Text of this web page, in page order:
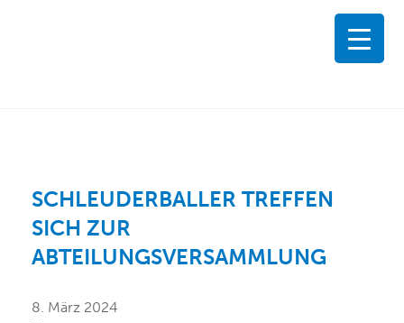
SCHLEUDERBALLER TREFFEN
SICH ZUR
ABTEILUNGSVERSAMMLUNG
8. März 2024